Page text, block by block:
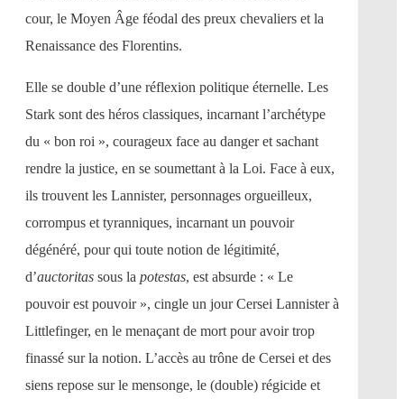
cour, le Moyen Âge féodal des preux chevaliers et la
Renaissance des Florentins.
Elle se double d’une réflexion politique éternelle. Les
Stark sont des héros classiques, incarnant l’archétype
du « bon roi », courageux face au danger et sachant
rendre la justice, en se soumettant à la Loi. Face à eux,
ils trouvent les Lannister, personnages orgueilleux,
corrompus et tyranniques, incarnant un pouvoir
dégénéré, pour qui toute notion de légitimité,
d’auctoritas sous la potestas, est absurde : « Le
pouvoir est pouvoir », cingle un jour Cersei Lannister à
Littlefinger, en le menaçant de mort pour avoir trop
finassé sur la notion. L’accès au trône de Cersei et des
siens repose sur le mensonge, le (double) régicide et